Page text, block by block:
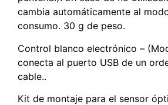
cambia automáticamente al
consumo. 30 g de peso.
Control blanco electrónico –
conecta al puerto USB de un
cable..
Kit de montaje para el sensor